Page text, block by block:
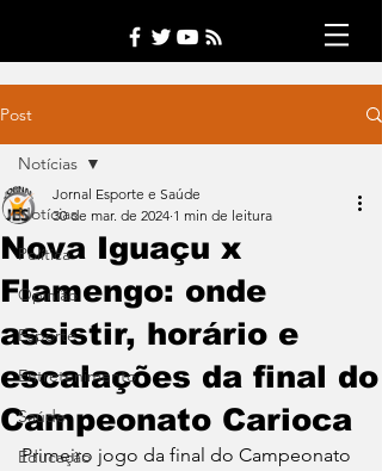
Post
Notícias
Política
Opinião
Esporte
Entretenimento
Saúde
Educação
Notícias
Nova Iguaçu x
Flamengo: onde
assistir, horário e
escalações da final do
Campeonato Carioca
Jornal Esporte e Saúde
30 de mar. de 2024 1 min de leitura
Primeiro jogo da final do Campeonato